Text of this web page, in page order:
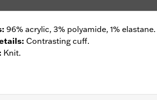
: 96% acrylic, 3% polyamide, 1% elastane.
: Contrasting cuff.
: Knit.